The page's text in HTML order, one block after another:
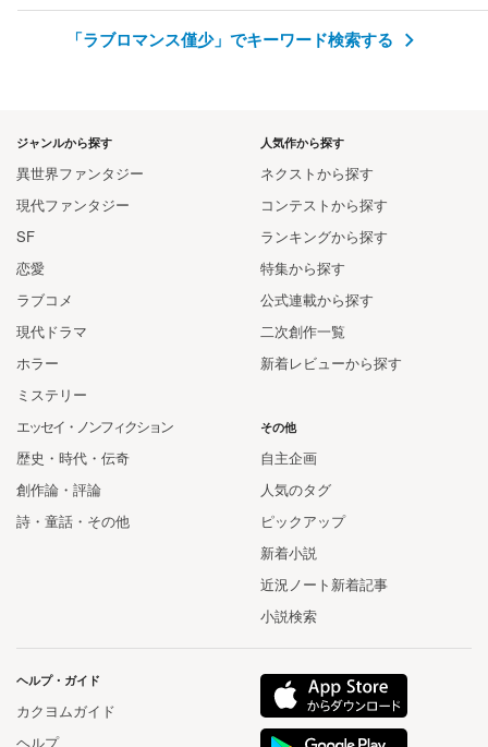
「ラブロマンス僅少」でキーワード検索する
人気作から探す
ネクストから探す
コンテストから探す
ランキングから探す
特集から探す
公式連載から探す
二次創作一覧
新着レビューから探す
ジャンルから探す
異世界ファンタジー
現代ファンタジー
SF
恋愛
ラブコメ
現代ドラマ
ホラー
ミステリー
エッセイ・ノンフィクション
歴史・時代・伝奇
創作論・評論
詩・童話・その他
その他
自主企画
人気のタグ
ピックアップ
新着小説
近況ノート新着記事
小説検索
ヘルプ・ガイド
カクヨムガイド
ヘルプ